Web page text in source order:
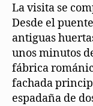
La visita se
Desde el
antiguas
unos minutos
fábrica
fachada
espadaña de